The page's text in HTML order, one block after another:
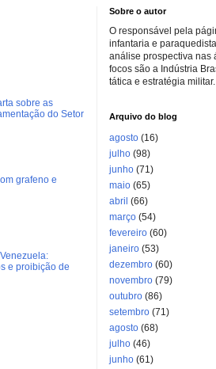
sobre as
do Setor
grafeno e
e proibição de
Sobre o autor
O responsável pela
infantaria e
análise prospectiva nas
focos são a Indústria
tática e estratégia militar.
Arquivo do blog
agosto (16)
julho (98)
junho (71)
maio (65)
abril (66)
março (54)
fevereiro (60)
janeiro (53)
dezembro (60)
novembro (79)
outubro (86)
setembro (71)
agosto (68)
julho (46)
junho (61)